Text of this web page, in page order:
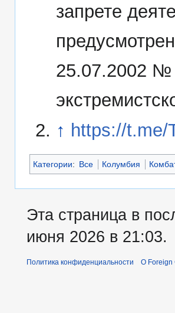
запрете
25.07.2002 №
↑ https://t.me/
Категории: Все Колумбия
Эта страница в
июня 2026 в 21:03.
Политика конфиденциальности О Foreign